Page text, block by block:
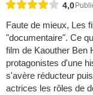
4,0
Faute de mieux, Les
"documentaire". Ce
film de Kaouther Ben
protagonistes d'une
s'avère réducteur
actrices les rôles de